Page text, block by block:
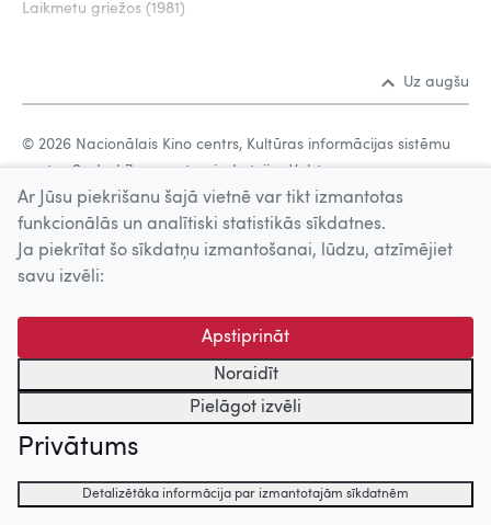
Laikmetu griežos (1981)
Uz augšu
© 2026 Nacionālais Kino centrs, Kultūras informācijas sistēmu
centrs. Sadarbības partneris: Latvijas Valsts
kinofotofonodokumentu arhīvs.
Ar Jūsu piekrišanu šajā vietnē var tikt izmantotas
funkcionālās un analītiski statistikās sīkdatnes.
Ja piekrītat šo sīkdatņu izmantošanai, lūdzu, atzīmējiet
savu izvēli:
Apstiprināt
Noraidīt
Pielāgot izvēli
Privātums
Detalizētāka informācija par izmantotajām sīkdatnēm